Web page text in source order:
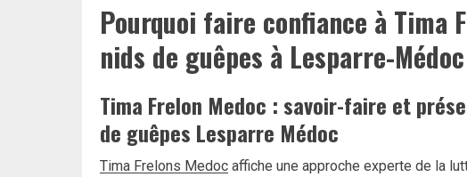
Pourquoi faire confiance à Tima
nids de guêpes à Lesparre-Médoc
Tima Frelon Medoc : savoir-faire et
de guêpes Lesparre Médoc
Tima Frelons Medoc affiche une approche experte de la